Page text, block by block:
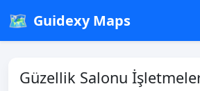
🗺️ Guidexy Maps
Güzellik Salonu